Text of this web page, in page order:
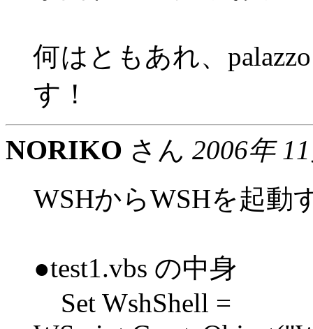
何はともあれ、
す！
NORIKO さん 2006年
WSHからWSHを起動
●test1.vbs の中身
Set WshShell =